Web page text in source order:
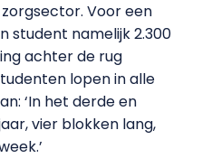
Voor een
student namelijk 2.300
achter de rug
lopen in alle
‘In het derde en
vier blokken lang,